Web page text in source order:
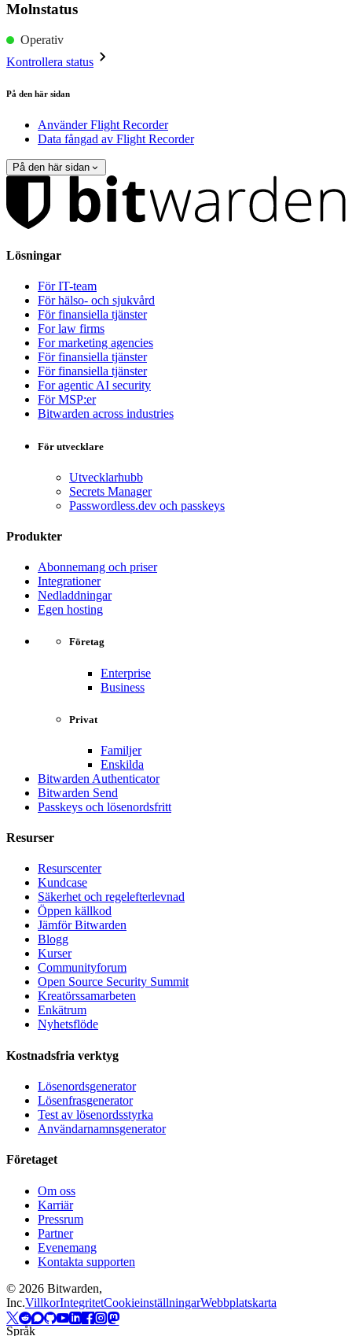
Molnstatus
Operativ
Kontrollera status
På den här sidan
Använder Flight Recorder
Data fångad av Flight Recorder
På den här sidan
Lösningar
För IT-team
För hälso- och sjukvård
För finansiella tjänster
For law firms
For marketing agencies
För finansiella tjänster
För finansiella tjänster
For agentic AI security
För MSP:er
Bitwarden across industries
För utvecklare
Utvecklarhubb
Secrets Manager
Passwordless.dev och passkeys
Produkter
Abonnemang och priser
Integrationer
Nedladdningar
Egen hosting
Företag
Enterprise
Business
Privat
Familjer
Enskilda
Bitwarden Authenticator
Bitwarden Send
Passkeys och lösenordsfritt
Resurser
Resurscenter
Kundcase
Säkerhet och regelefterlevnad
Öppen källkod
Jämför Bitwarden
Blogg
Kurser
Communityforum
Open Source Security Summit
Kreatörssamarbeten
Enkätrum
Nyhetsflöde
Kostnadsfria verktyg
Lösenordsgenerator
Lösenfrasgenerator
Test av lösenordsstyrka
Användarnamnsgenerator
Företaget
Om oss
Karriär
Pressrum
Partner
Evenemang
Kontakta supporten
© 2026 Bitwarden,
Inc.VillkorIntegritetCookieinställningarWebbplatskarta
Språk